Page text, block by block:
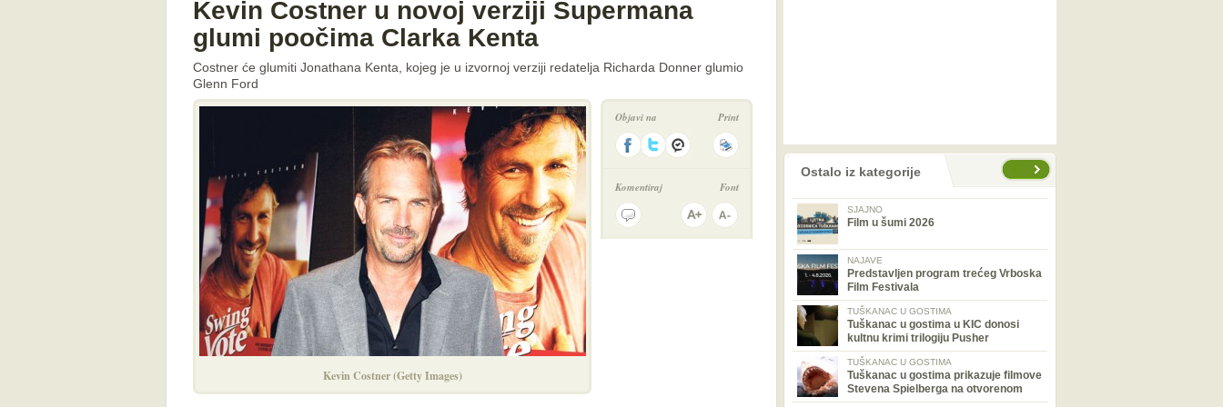
Kevin Costner u novoj verziji Supermana
glumi poočima Clarka Kenta
Costner će glumiti Jonathana Kenta, kojeg je u izvornoj verziji redatelja Richarda Donner glumio
Glenn Ford
Kevin Costner (Getty Images)
Objavi na Print
Komentiraj Font
Ostalo iz kategorije
SJAJNO
Film u šumi 2026
NAJAVE
Predstavljen program trećeg Vrboska
Film Festivala
TUŠKANAC U GOSTIMA
Tuškanac u gostima u KIC donosi
kultnu krimi trilogiju Pusher
TUŠKANAC U GOSTIMA
Tuškanac u gostima prikazuje filmove
Stevena Spielberga na otvorenom